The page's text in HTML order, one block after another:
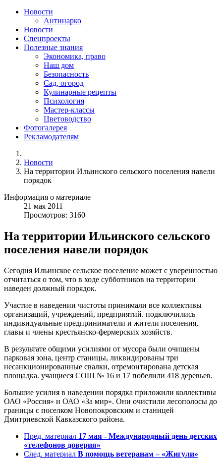
Новости
Антинарко
Новости
Спецпроекты
Полезные знания
Экономика, право
Наш дом
Безопасность
Сад, огород
Кулинарные рецепты
Психология
Мастер-классы
Цветоводство
Фотогалерея
Рекламодателям
Новости
На территории Ильинского сельского поселения навели
порядок
Информация о материале
21 мая 2011
Просмотров: 3160
На территории Ильинского сельского
поселения навели порядок
Сегодня Ильинское сельское поселение может с уверенностью
отчитаться о том, что в ходе субботников на территории
наведен должный порядок.
Участие в наведении чистоты принимали все коллективы
организаций, учреждений, предприятий. подключились
индивидуальные предприниматели и жители поселения,
главы и члены крестьянско-фермерских хозяйств.
В результате общими усилиями от мусора были очищены
парковая зона, центр станицы, ликвидированы три
несанкционированные свалки, отремонтирована детская
площадка. учащиеся СОШ № 16 и 17 побелили 418 деревьев.
Большие усилия в наведении порядка приложили коллективы
ОАО «Россия» и ОАО «За мир». Они очистили лесополосы до
границы с поселком Новопокровским и станицей
Дмитриевской Кавказского района.
Пред. материал 17 мая - Международный день детских
«телефонов доверия»
След. материал В помощь ветеранам – «Жигули»